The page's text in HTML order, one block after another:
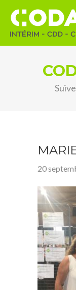
20